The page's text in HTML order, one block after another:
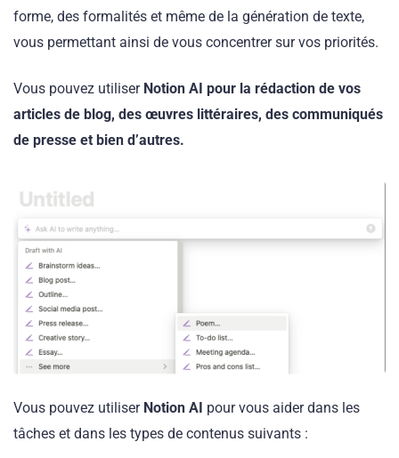
forme, des formalités et même de la génération de texte,
vous permettant ainsi de vous concentrer sur vos priorités.
Vous pouvez utiliserNotion AI pour la rédaction de vos
articles de blog, des œuvres littéraires, des communiqués
de presse et bien d’autres.
Vous pouvez utiliser Notion AI pour vous aider dans les
tâches et dans les types de contenus suivants :